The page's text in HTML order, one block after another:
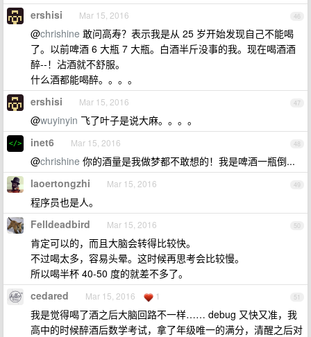
46
ershisi Mar 15, 2016
@chrishine 敢问高寿？表示我是从 25 岁开始发现自己不能喝
了。以前啤酒 6 大瓶 7 大瓶。白酒半斤没事的我。现在喝酒酒
醉--！沾酒就不舒服。
什么酒都能喝醉。。。。
47
ershisi Mar 15, 2016
@wuyinyin 飞了叶子是说大麻。。。。
48
inet6 Mar 15, 2016
@chrishine 你的酒量是我做梦都不敢想的！我是啤酒一瓶倒...
49
laoertongzhi Mar 15, 2016
程序员也是人。
50
Felldeadbird Mar 15, 2016
肯定可以的，而且大脑会转得比较快。
不过喝太多，容易头晕。这时候再思考会比较慢。
所以喝半杯 40-50 度的就差不多了。
51
cedared Mar 15, 2016 1
我是觉得喝了酒之后大脑回路不一样…… debug 又快又准，我
高中的时候醉酒后数学考试，拿了年级唯一的满分，清醒之后对